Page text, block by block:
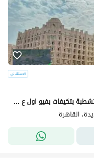
بخصم 50% عالسعر هتستلم شقة 170م متشطبة بتكيفات بفيو اول ع الميدان في نيو جاردن سيتي ال r5 ( السعر الان لا يقارن بأي كمبوند )